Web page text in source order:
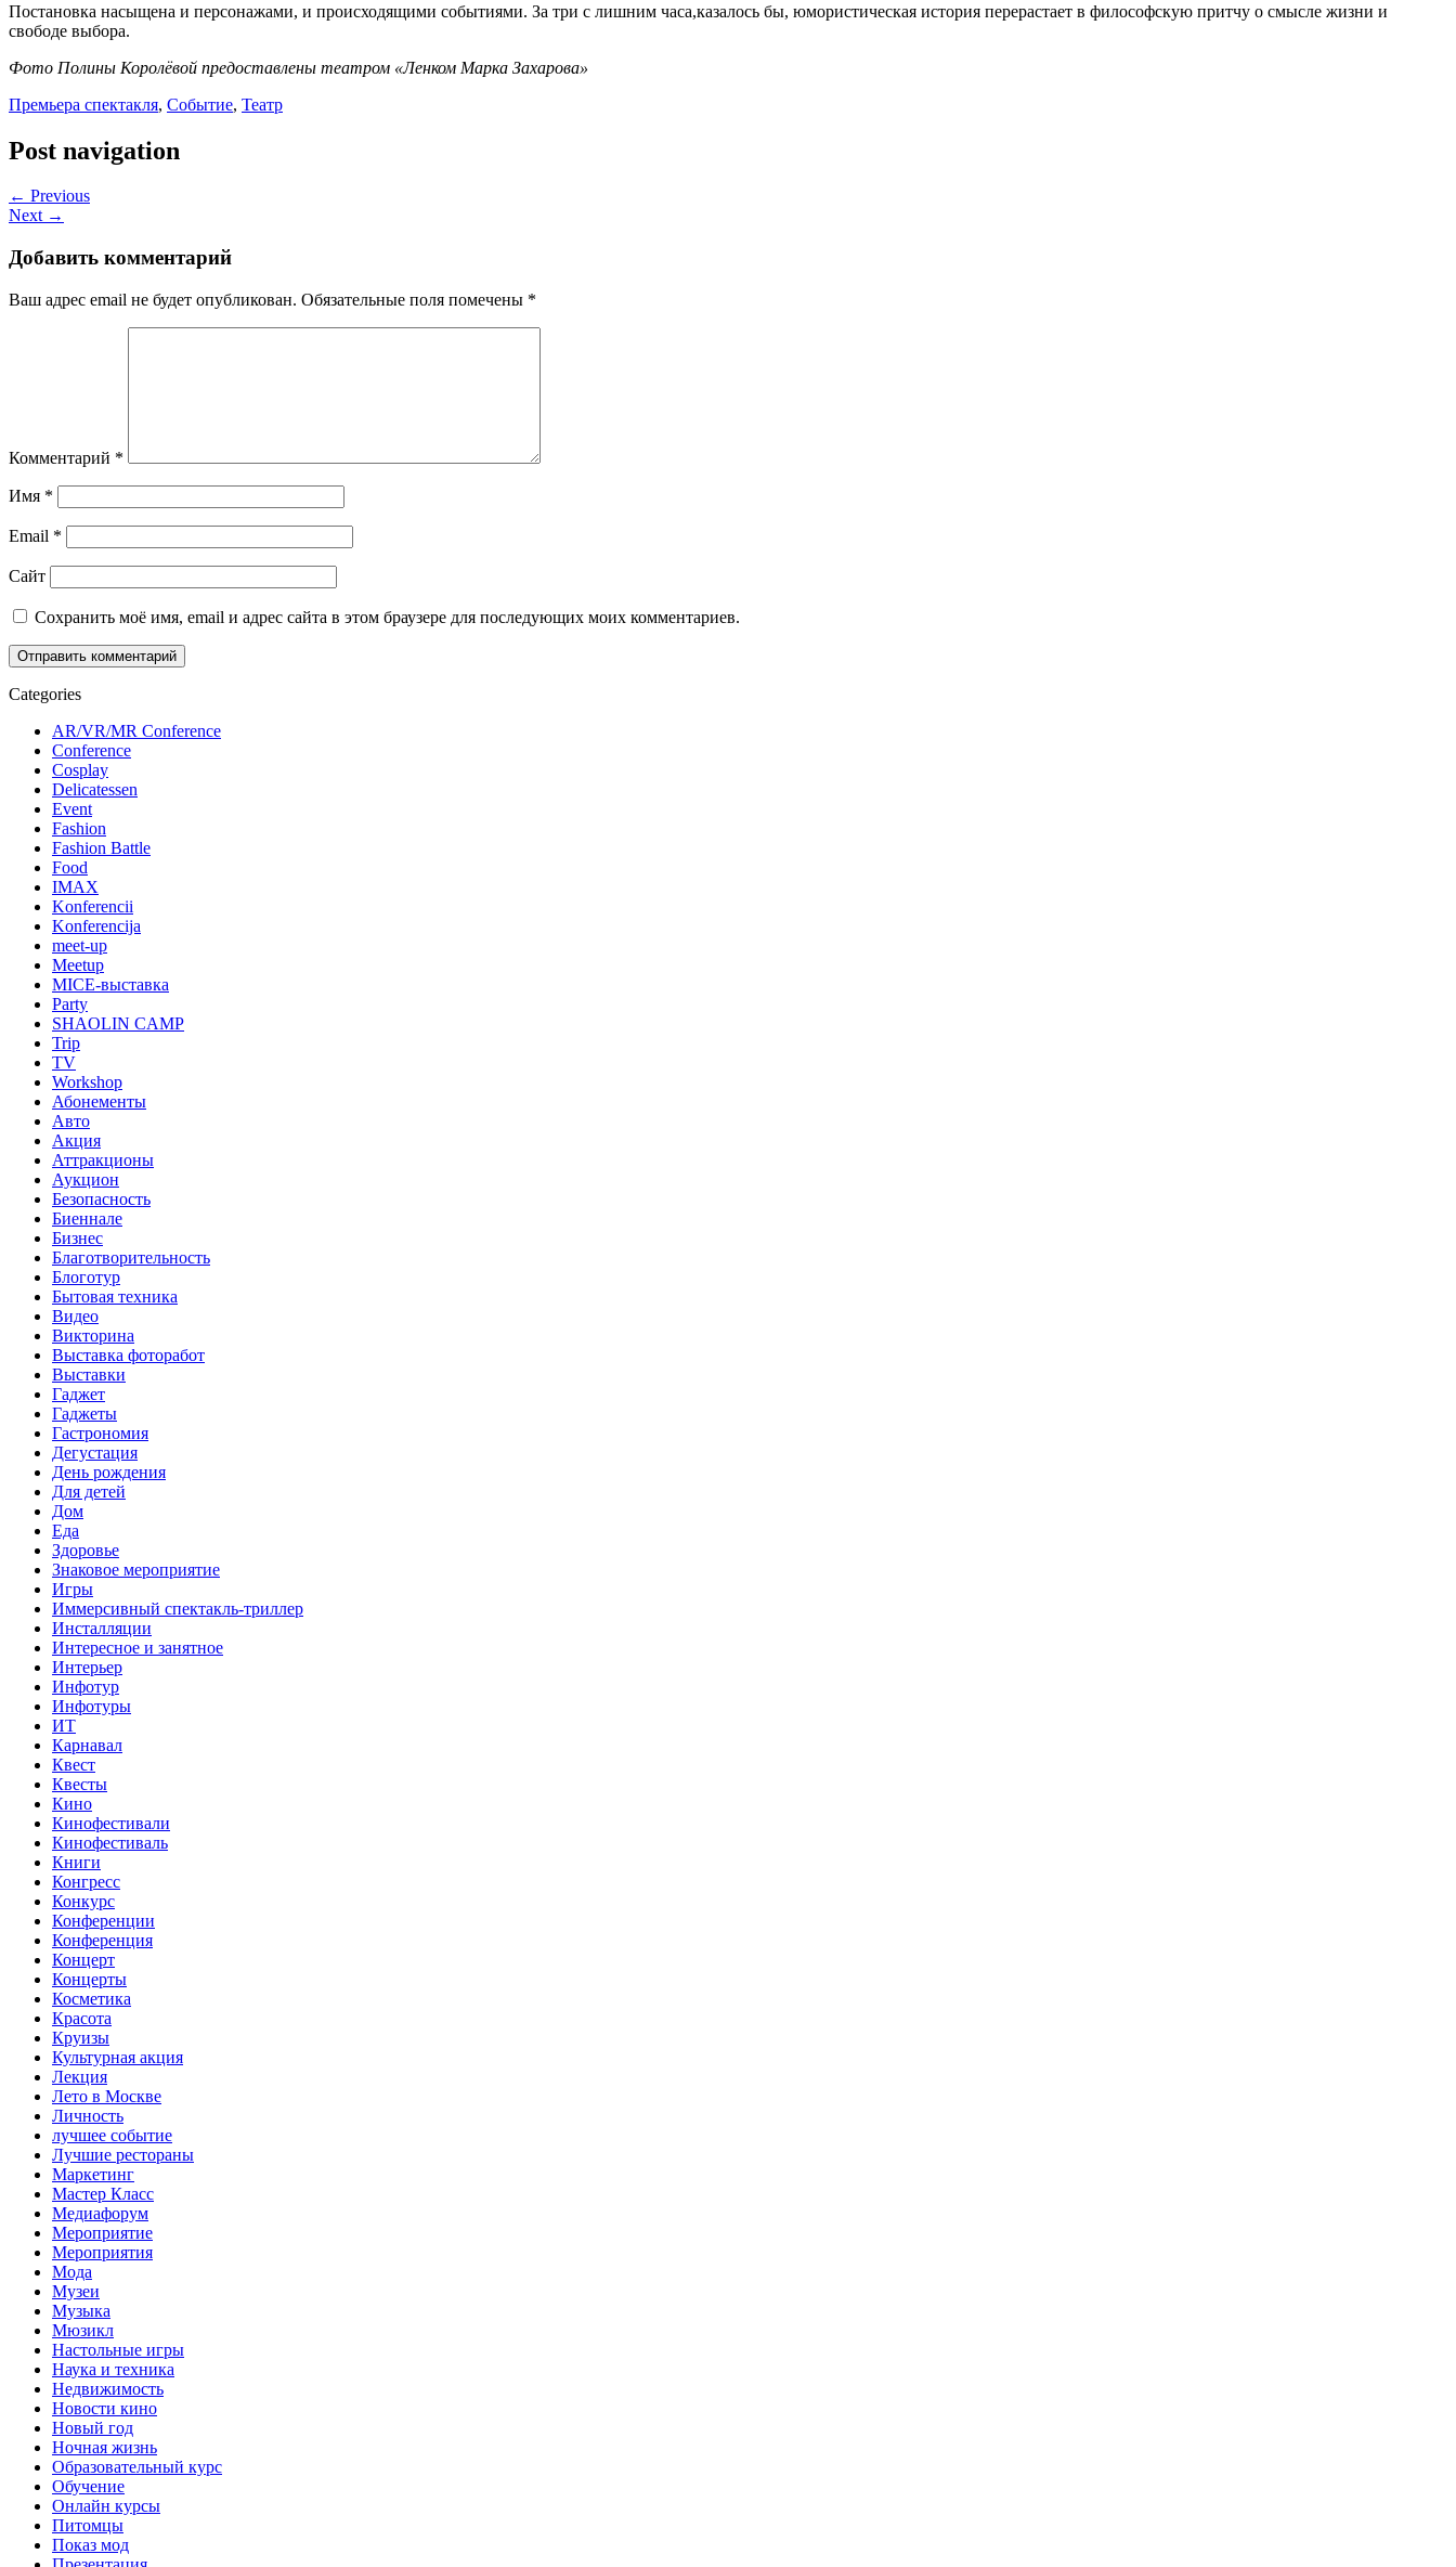
Постановка насыщена и персонажами, и происходящими событиями. За три с лишним часа,казалось бы, юмористическая история перерастает в философскую притчу о смысле жизни и
свободе выбора.
Фото Полины Королёвой предоставлены театром «Ленком Марка Захарова»
Премьера спектакля, Событие, Театр
Post navigation
← Previous
Next →
Добавить комментарий
Ваш адрес email не будет опубликован. Обязательные поля помечены *
Комментарий *
Имя *
Email *
Сайт
Сохранить моё имя, email и адрес сайта в этом браузере для последующих моих комментариев.
Categories
AR/VR/MR Conference
Conference
Cosplay
Delicatessen
Event
Fashion
Fashion Battle
Food
IMAX
Konferencii
Konferencija
meet-up
Meetup
MICE-выставка
Party
SHAOLIN CAMP
Trip
TV
Workshop
Абонементы
Авто
Акция
Аттракционы
Аукцион
Безопасность
Биеннале
Бизнес
Благотворительность
Блоготур
Бытовая техника
Видео
Викторина
Выставка фоторабот
Выставки
Гаджет
Гаджеты
Гастрономия
Дегустация
День рождения
Для детей
Дом
Еда
Здоровье
Знаковое мероприятие
Игры
Иммерсивный спектакль-триллер
Инсталляции
Интересное и занятное
Интерьер
Инфотур
Инфотуры
ИТ
Карнавал
Квест
Квесты
Кино
Кинофестивали
Кинофестиваль
Книги
Конгресс
Конкурс
Конференции
Конференция
Концерт
Концерты
Косметика
Красота
Круизы
Культурная акция
Лекция
Лето в Москве
Личность
лучшее событие
Лучшие рестораны
Маркетинг
Мастер Класс
Медиафорум
Мероприятие
Мероприятия
Мода
Музеи
Музыка
Мюзикл
Настольные игры
Наука и техника
Недвижимость
Новости кино
Новый год
Ночная жизнь
Образовательный курс
Обучение
Онлайн курсы
Питомцы
Показ мод